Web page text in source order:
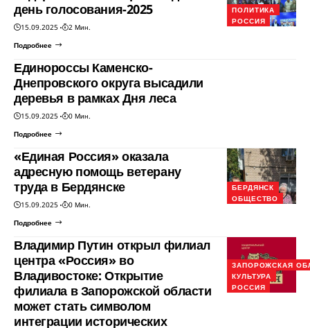
ПОЛИТИКА
РОССИЯ
день голосования-2025
15.09.2025
2 Мин.
Подробнее
Единороссы Каменско-
Днепровского округа высадили
деревья в рамках Дня леса
15.09.2025
0 Мин.
Подробнее
БЕРДЯНСК
ОБЩЕСТВО
«Единая Россия» оказала
адресную помощь ветерану
труда в Бердянске
15.09.2025
0 Мин.
Подробнее
ЗАПОРОЖСКАЯ
КУЛЬТУРА
РОССИЯ
Владимир Путин открыл филиал
центра «Россия» во
Владивостоке: Открытие
филиала в Запорожской области
может стать символом
интеграции исторических